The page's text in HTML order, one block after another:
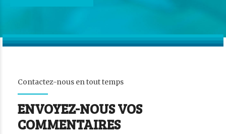
Contactez-nous en tout temps
ENVOYEZ-NOUS VOS
COMMENTAIRES